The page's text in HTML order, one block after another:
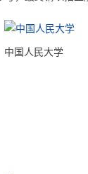
中国人民大学